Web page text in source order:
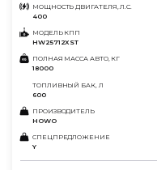
МОЩНОСТЬ ДВИГАТЕЛЯ, Л.С.
400
МОДЕЛЬ КПП
HW25712XST
ПОЛНАЯ МАССА АВТО, КГ
18000
ТОПЛИВНЫЙ БАК, Л
600
ПРОИЗВОДИТЕЛЬ
HOWO
СПЕЦПРЕДЛОЖЕНИЕ
Y